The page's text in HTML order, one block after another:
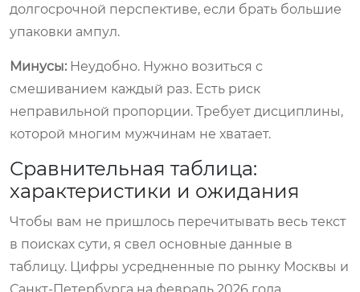
долгосрочной перспективе, если брать большие
упаковки ампул.
Минусы: Неудобно. Нужно возиться с
смешиванием каждый раз. Есть риск
неправильной пропорции. Требует дисциплины,
которой многим мужчинам не хватает.
Сравнительная таблица:
характеристики и ожидания
Чтобы вам не пришлось перечитывать весь текст
в поисках сути, я свел основные данные в
таблицу. Цифры усредненные по рынку Москвы и
Санкт-Петербурга на февраль 2026 года.